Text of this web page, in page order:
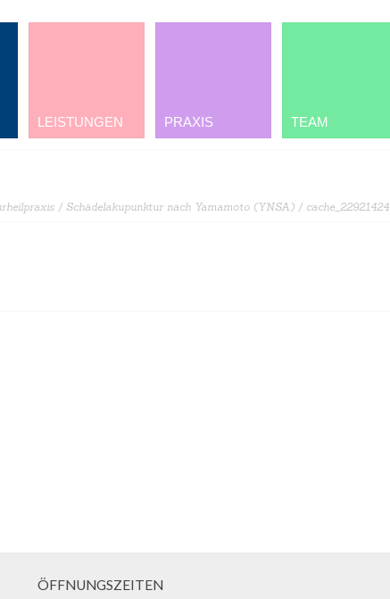
LEISTUNGEN PRAXIS TEAM
/ Schädelakupunktur nach Yamamoto (YNSA) / cache_22921424
ÖFFNUNGSZEITEN